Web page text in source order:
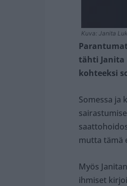
Kuva: Janita
tähti Janita
kohteeksi
Somessa ja
mutta tämä
Myös
ihmiset